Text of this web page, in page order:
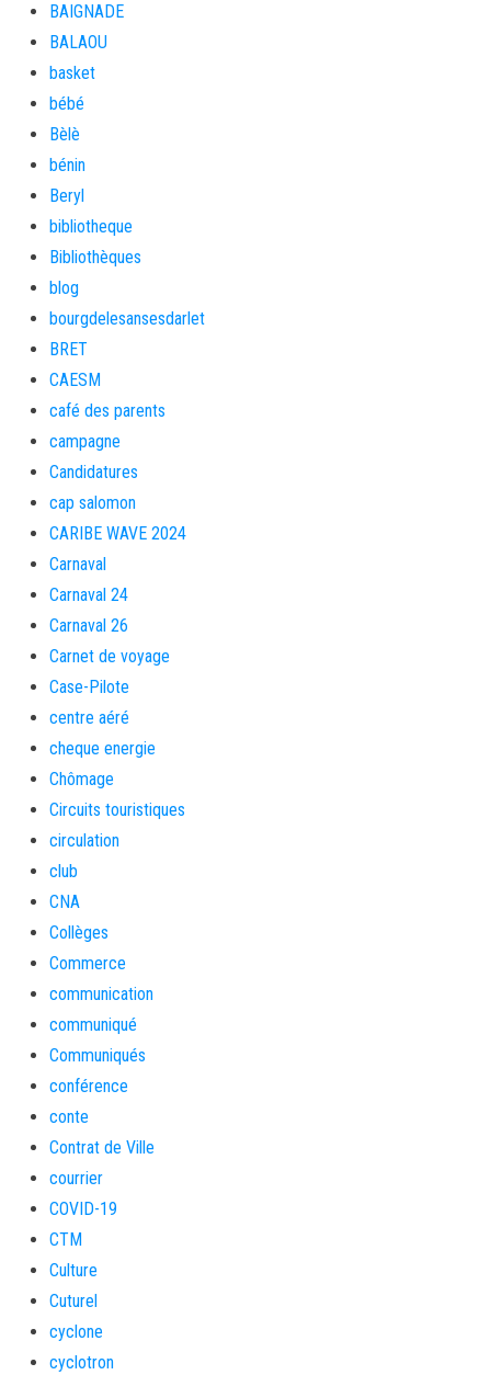
BAIGNADE
BALAOU
basket
bébé
Bèlè
bénin
Beryl
bibliotheque
Bibliothèques
blog
bourgdelesansesdarlet
BRET
CAESM
café des parents
campagne
Candidatures
cap salomon
CARIBE WAVE 2024
Carnaval
Carnaval 24
Carnaval 26
Carnet de voyage
Case-Pilote
centre aéré
cheque energie
Chômage
Circuits touristiques
circulation
club
CNA
Collèges
Commerce
communication
communiqué
Communiqués
conférence
conte
Contrat de Ville
courrier
COVID-19
CTM
Culture
Cuturel
cyclone
cyclotron